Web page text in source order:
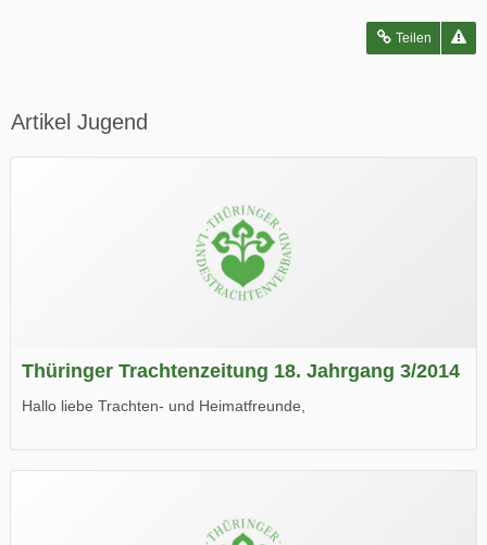
Teilen
Artikel Jugend
Thüringer Trachtenzeitung 18. Jahrgang 3/2014
Hallo liebe Trachten- und Heimatfreunde,
Wir wünschen Euch viel Spaß beim Lesen.